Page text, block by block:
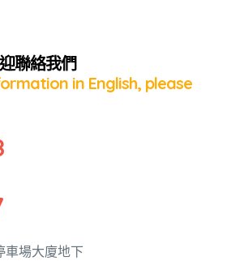
聯絡我們
in English, please
車場大廈地下